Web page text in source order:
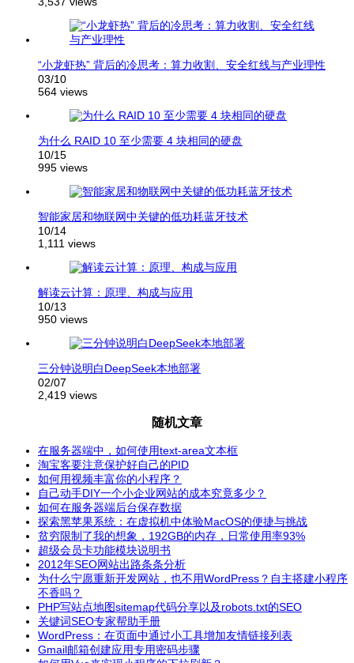
“小龙虾热” 背后的冷思考：算力收割、安全红线与产业理性
03/10
564 views
为什么 RAID 10 至少需要 4 块相同的硬盘
10/15
995 views
智能家居和物联网中关键的低功耗蓝牙技术
10/14
1,111 views
解读云计算：原理、构成与应用
10/13
950 views
三分钟说明白DeepSeek本地部署
02/07
2,419 views
随机文章
在服务器端中，如何使用text-area文本框
淘宝客要注意保护好自己的PID
如何用视频丰富你的小程序？
自己动手DIY一个小企业网站的成本究竟多少？
如何在服务器端后台保存数据
探索黑苹果系统：在虚拟机中体验MacOS的便捷与挑战
贫穷限制了我的想象，192GB的内存，日常使用率93%
超级会员卡功能模块说明书
2012年SEO网站出路条条分析
为什么宁愿重新开发网站，也不用WordPress？自主搭建小程序
不香吗？
PHP写站点地图sitemap代码分享以及robots.txt的SEO
关键词SEO专家帮助手册
WordPress：在页面中通过小工具增加友情链接列表
Gmail邮箱创建应用专用密码步骤